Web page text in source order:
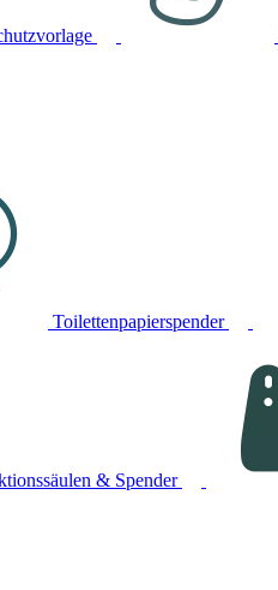
Toilettenpapierspender
& Spender